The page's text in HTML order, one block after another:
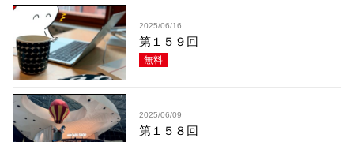
2025/06/16
第１５９回
無料
2025/06/09
第１５８回